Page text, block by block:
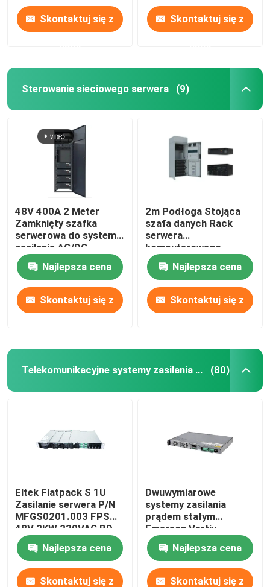
Skontaktuj się z Skontaktuj się z
Sterowanie sieciowego serwera (9)
48V 400A 2 Meter
Zamknięty szafka
serwerowa do systemu
zasilania AC/DC
MTS9604B-N20B1
Najlepsza cena
Skontaktuj się z
2m Podłoga Stojąca
szafa danych Rack
serwera
komputerowego
Dostosowywalny
MTS9604B-N20B1
Najlepsza cena
Skontaktuj się z
Telekomunikacyjne systemy zasilania prądem stałym (80)
Eltek Flatpack S 1U
Zasilanie serwera P/N
MFGS0201.003 FPS
48V 2KW 230VAC BD
Najlepsza cena
Skontaktuj się z
Dwuwymiarowe
systemy zasilania
prądem stałym
Emerson Vertiv
Netsure 212 C23 20A
48V
Najlepsza cena
Skontaktuj się z